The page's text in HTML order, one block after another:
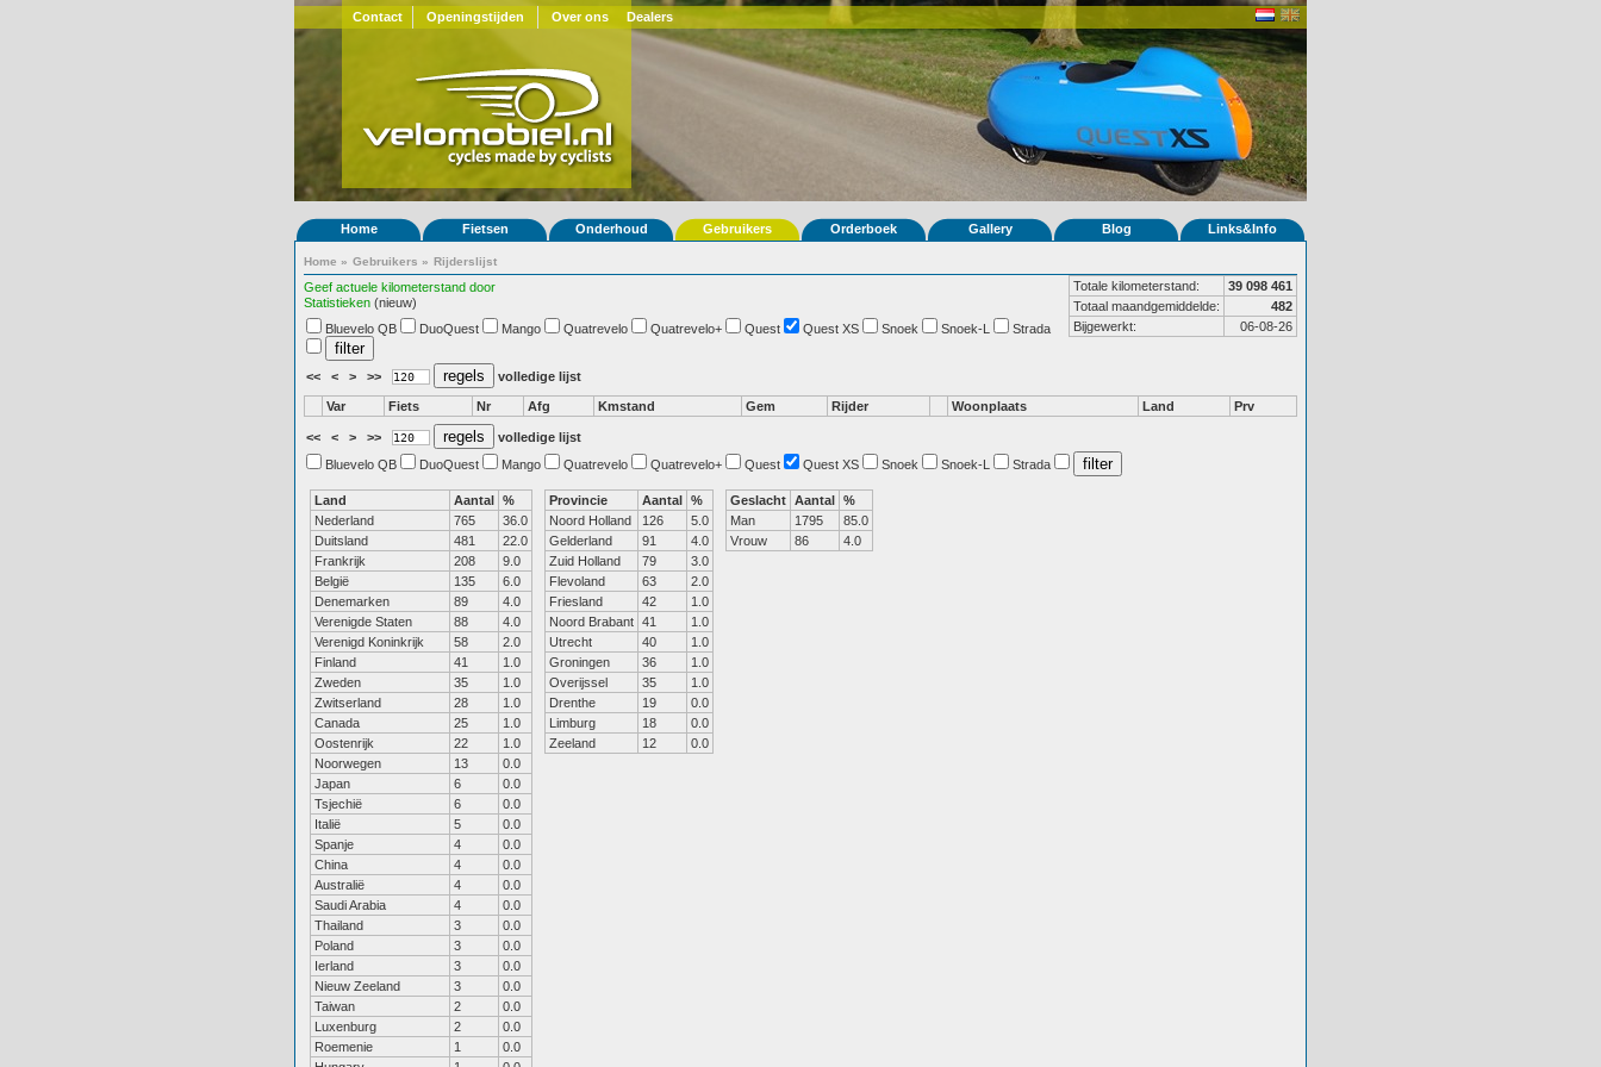
Contact Openingstijden Over ons Dealers
Home Fietsen Onderhoud Gebruikers Orderboek Gallery Blog Links&Info
Home » Gebruikers » Rijderslijst
Geef actuele kilometerstand door
Statistieken (nieuw)
Totale kilometerstand:
39 098 461
Totaal maandgemiddelde:
482
Bijgewerkt:
06-08-26
Bluevelo QB DuoQuest Mango Quatrevelo Quatrevelo+ Quest Quest XS Snoek Snoek-L Strada
<< < > >> volledige lijst
Var Fiets Nr Afg Kmstand Gem Rijder Woonplaats Land Prv
<< < > >>
volledige lijst
Bluevelo QB
DuoQuest Mango Quatrevelo Quatrevelo+ Quest Quest XS Snoek Snoek-L Strada
Land Aantal %
Nederland
765
36.0
Duitsland
481
22.0
Frankrijk
208
9.0
België
135
6.0
Denemarken
89
4.0
Verenigde Staten
88
4.0
Verenigd Koninkrijk
58
2.0
Finland
41
1.0
Zweden
35
1.0
Zwitserland
28
1.0
Canada
25
1.0
Oostenrijk
22
1.0
Noorwegen
13
0.0
Japan
6
0.0
Tsjechië
6
0.0
Italië
5
0.0
Spanje
4
0.0
China
4
0.0
Australië
4
0.0
Saudi Arabia
4
0.0
Thailand
3
0.0
Poland
3
0.0
Ierland
3
0.0
Nieuw Zeeland
3
0.0
Taiwan
2
0.0
Luxenburg
2
0.0
Roemenie
1
0.0
Provincie Aantal %
Noord Holland
126
5.0
Gelderland
91
4.0
Zuid Holland
79
3.0
Flevoland
63
2.0
Friesland
42
1.0
Noord Brabant 41
1.0
Utrecht
40
1.0
Groningen
36
1.0
Overijssel
35
1.0
Drenthe
19
0.0
Limburg
18
0.0
Zeeland
12 0.0
Geslacht Aantal %
Man
1795
85.0
Vrouw
86 4.0